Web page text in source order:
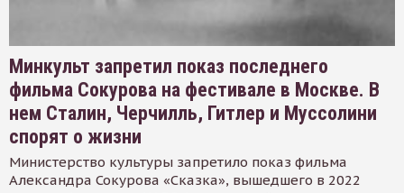
Минкульт запретил показ последнего
фильма Сокурова на фестивале в Москве. В
нем Сталин, Черчилль, Гитлер и Муссолини
спорят о жизни
Министерство культуры запретило показ фильма
Александра Сокурова «Сказка», вышедшего в 2022